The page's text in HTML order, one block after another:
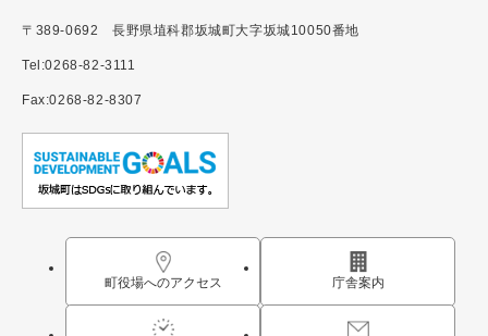
〒389-0692 長野県埴科郡坂城町大字坂城10050番地
Tel:0268-82-3111
Fax:0268-82-8307
町役場へのアクセス 庁舎案内